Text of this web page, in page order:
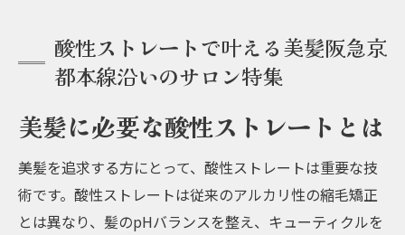
酸性ストレートで叶える美髪阪急京
都本線沿いのサロン特集
美髪に必要な酸性ストレートとは
美髪を追求する方にとって、酸性ストレートは重要な技
術です。酸性ストレートは従来のアルカリ性の縮毛矯正
とは異なり、髪のpHバランスを整え、キューティクルを